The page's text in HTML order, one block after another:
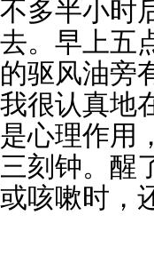
多半小时
。早上五
驱风油旁
很认真地
心理作用
刻钟。醒
咳嗽时，